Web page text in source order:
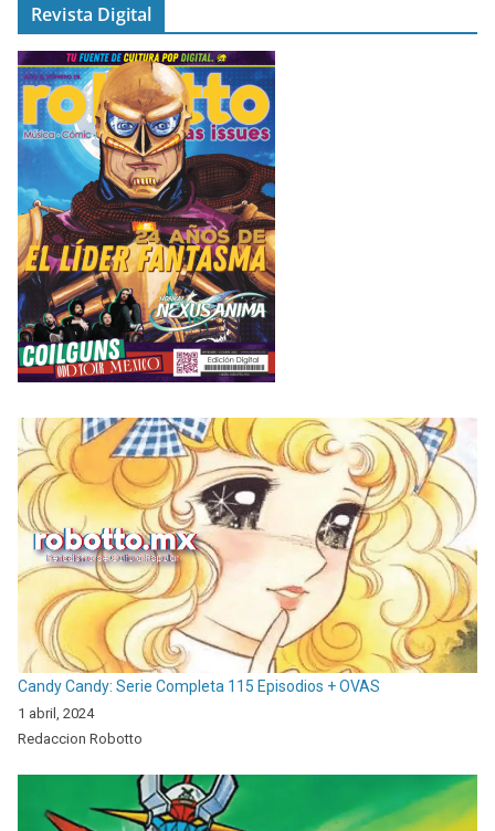
Revista Digital
Candy Candy: Serie Completa 115 Episodios + OVAS
1 abril, 2024
Redaccion Robotto